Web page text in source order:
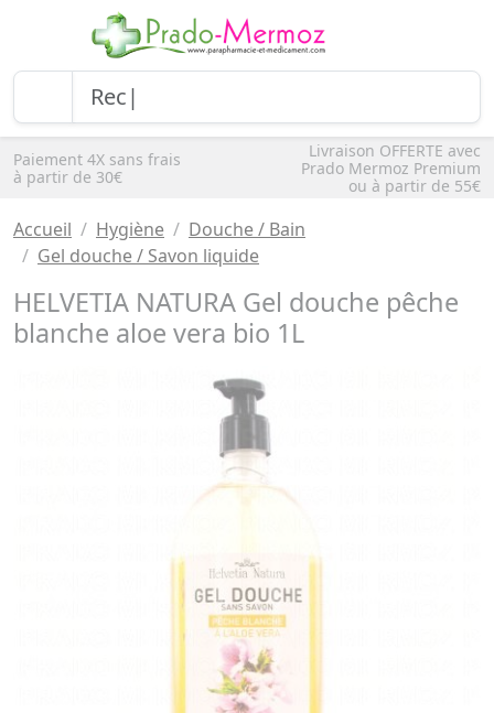
Paiement 4X sans frais
à partir de 30€
Livraison OFFERTE avec
Prado Mermoz Premium
ou à partir de 55€
Accueil Hygiène
Douche / Bain
Gel douche / Savon liquide
HELVETIA NATURA Gel douche pêche
blanche aloe vera bio 1L